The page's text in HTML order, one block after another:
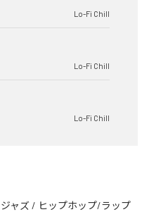
Lo-Fi Chill
Lo-Fi Chill
Lo-Fi Chill
ジャズ / ヒップホップ/ラップ